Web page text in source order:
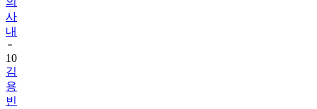
사
내
10
김
용
빈